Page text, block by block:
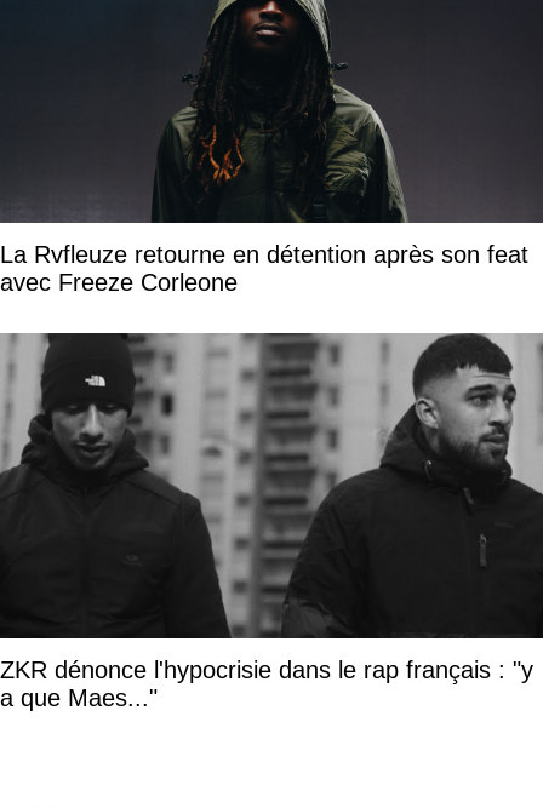
La Rvfleuze retourne en détention après son feat
avec Freeze Corleone
ZKR dénonce l'hypocrisie dans le rap français : "y
a que Maes..."